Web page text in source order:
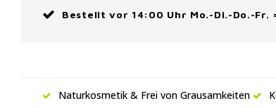
Bestellt vor 14:00 Uhr Mo.-Di.-Do.-Fr.
Naturkosmetik & Frei von Grausamkeiten